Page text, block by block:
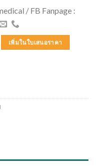
/ FB Fanpage :
ชิ้น
เพิ่มในใบเสนอราคา